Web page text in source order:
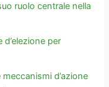
ruolo centrale nella
d’elezione per
d’azione